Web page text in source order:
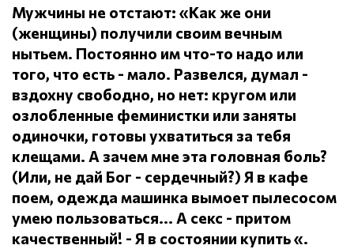
Мужчины не отстают: «Как же они
(женщины) получили своим вечным
нытьем. Постоянно им что-то надо или
того, что есть - мало. Развелся, думал -
вздохну свободно, но нет: кругом или
озлобленные феминистки или заняты
одиночки, готовы ухватиться за тебя
клещами. А зачем мне эта головная боль?
(Или, не дай Бог - сердечный?) Я в кафе
поем, одежда машинка вымоет пылесосом
умею пользоваться... А секс - притом
качественный! - Я в состоянии купить «.